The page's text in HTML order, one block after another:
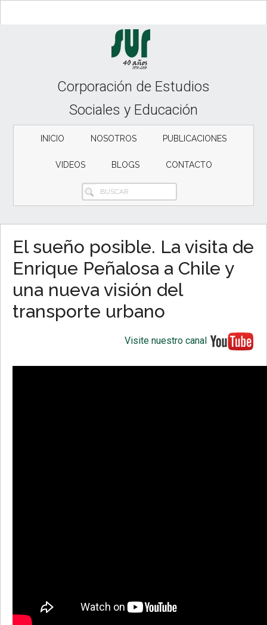
to
to
Corporación de Estudios
Sociales y Educación
INICIO NOSOTROS PUBLICACIONES
VIDEOS BLOGS CONTACTO
BUSCAR
El sueño posible. La visita de
Enrique Peñalosa a Chile y
una nueva visión del
transporte urbano
Visite nuestro canal